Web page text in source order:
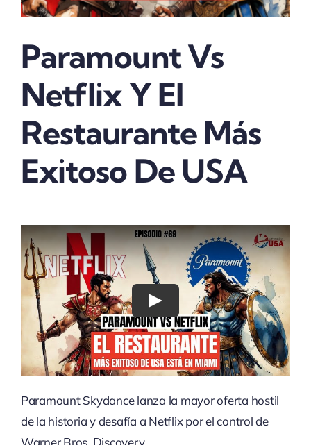
Paramount Vs
Netflix Y El
Restaurante Más
Exitoso De USA
Play
Paramount Skydance lanza la mayor oferta hostil
de la historia y desafía a Netflix por el control de